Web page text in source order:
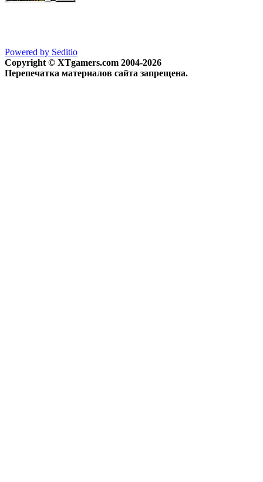
Powered by Seditio
Copyright © XTgamers.com 2004-2026
Перепечатка материалов сайта запрещена.